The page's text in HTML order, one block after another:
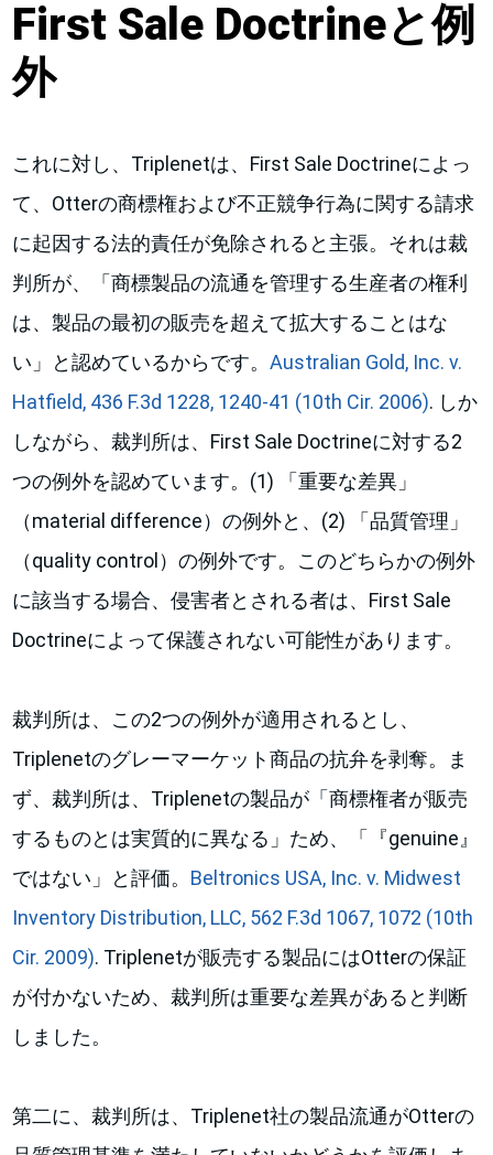
First Sale Doctrineと例
外
これに対し、Triplenetは、First Sale Doctrineによっ
て、Otterの商標権および不正競争行為に関する請求
に起因する法的責任が免除されると主張。それは裁
判所が、「商標製品の流通を管理する生産者の権利
は、製品の最初の販売を超えて拡大することはな
い」と認めているからです。Australian Gold, Inc. v.
Hatfield, 436 F.3d 1228, 1240-41 (10th Cir. 2006). しか
しながら、裁判所は、First Sale Doctrineに対する2
つの例外を認めています。(1) 「重要な差異」
（material difference）の例外と、(2) 「品質管理」
（quality control）の例外です。このどちらかの例外
に該当する場合、侵害者とされる者は、First Sale
Doctrineによって保護されない可能性があります。
裁判所は、この2つの例外が適用されるとし、
Triplenetのグレーマーケット商品の抗弁を剥奪。ま
ず、裁判所は、Triplenetの製品が「商標権者が販売
するものとは実質的に異なる」ため、「『genuine』
ではない」と評価。 Beltronics USA, Inc. v. Midwest
Inventory Distribution, LLC, 562 F.3d 1067, 1072 (10th
Cir. 2009). Triplenetが販売する製品にはOtterの保証
が付かないため、裁判所は重要な差異があると判断
しました。
第二に、裁判所は、Triplenet社の製品流通がOtterの